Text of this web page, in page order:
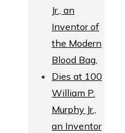
William P.
Murphy Jr.,
an Inventor